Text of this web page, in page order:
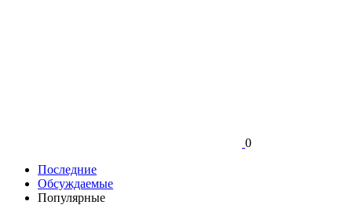
0
Последние
Обсуждаемые
Популярные